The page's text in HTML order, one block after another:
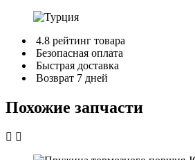
4.8 рейтинг товара
Безопасная оплата
Быстрая доставка
Возврат 7 дней
Похожие запчасти